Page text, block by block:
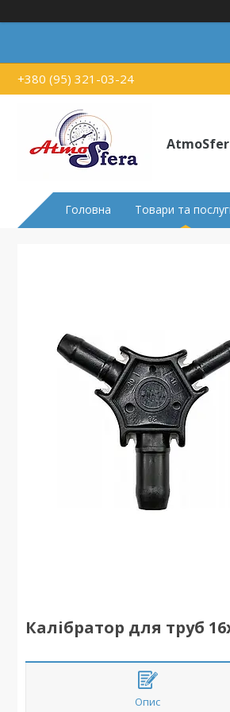
+380 (95) 321-03-24
Головна Товари та
Калібратор для труб
Опис